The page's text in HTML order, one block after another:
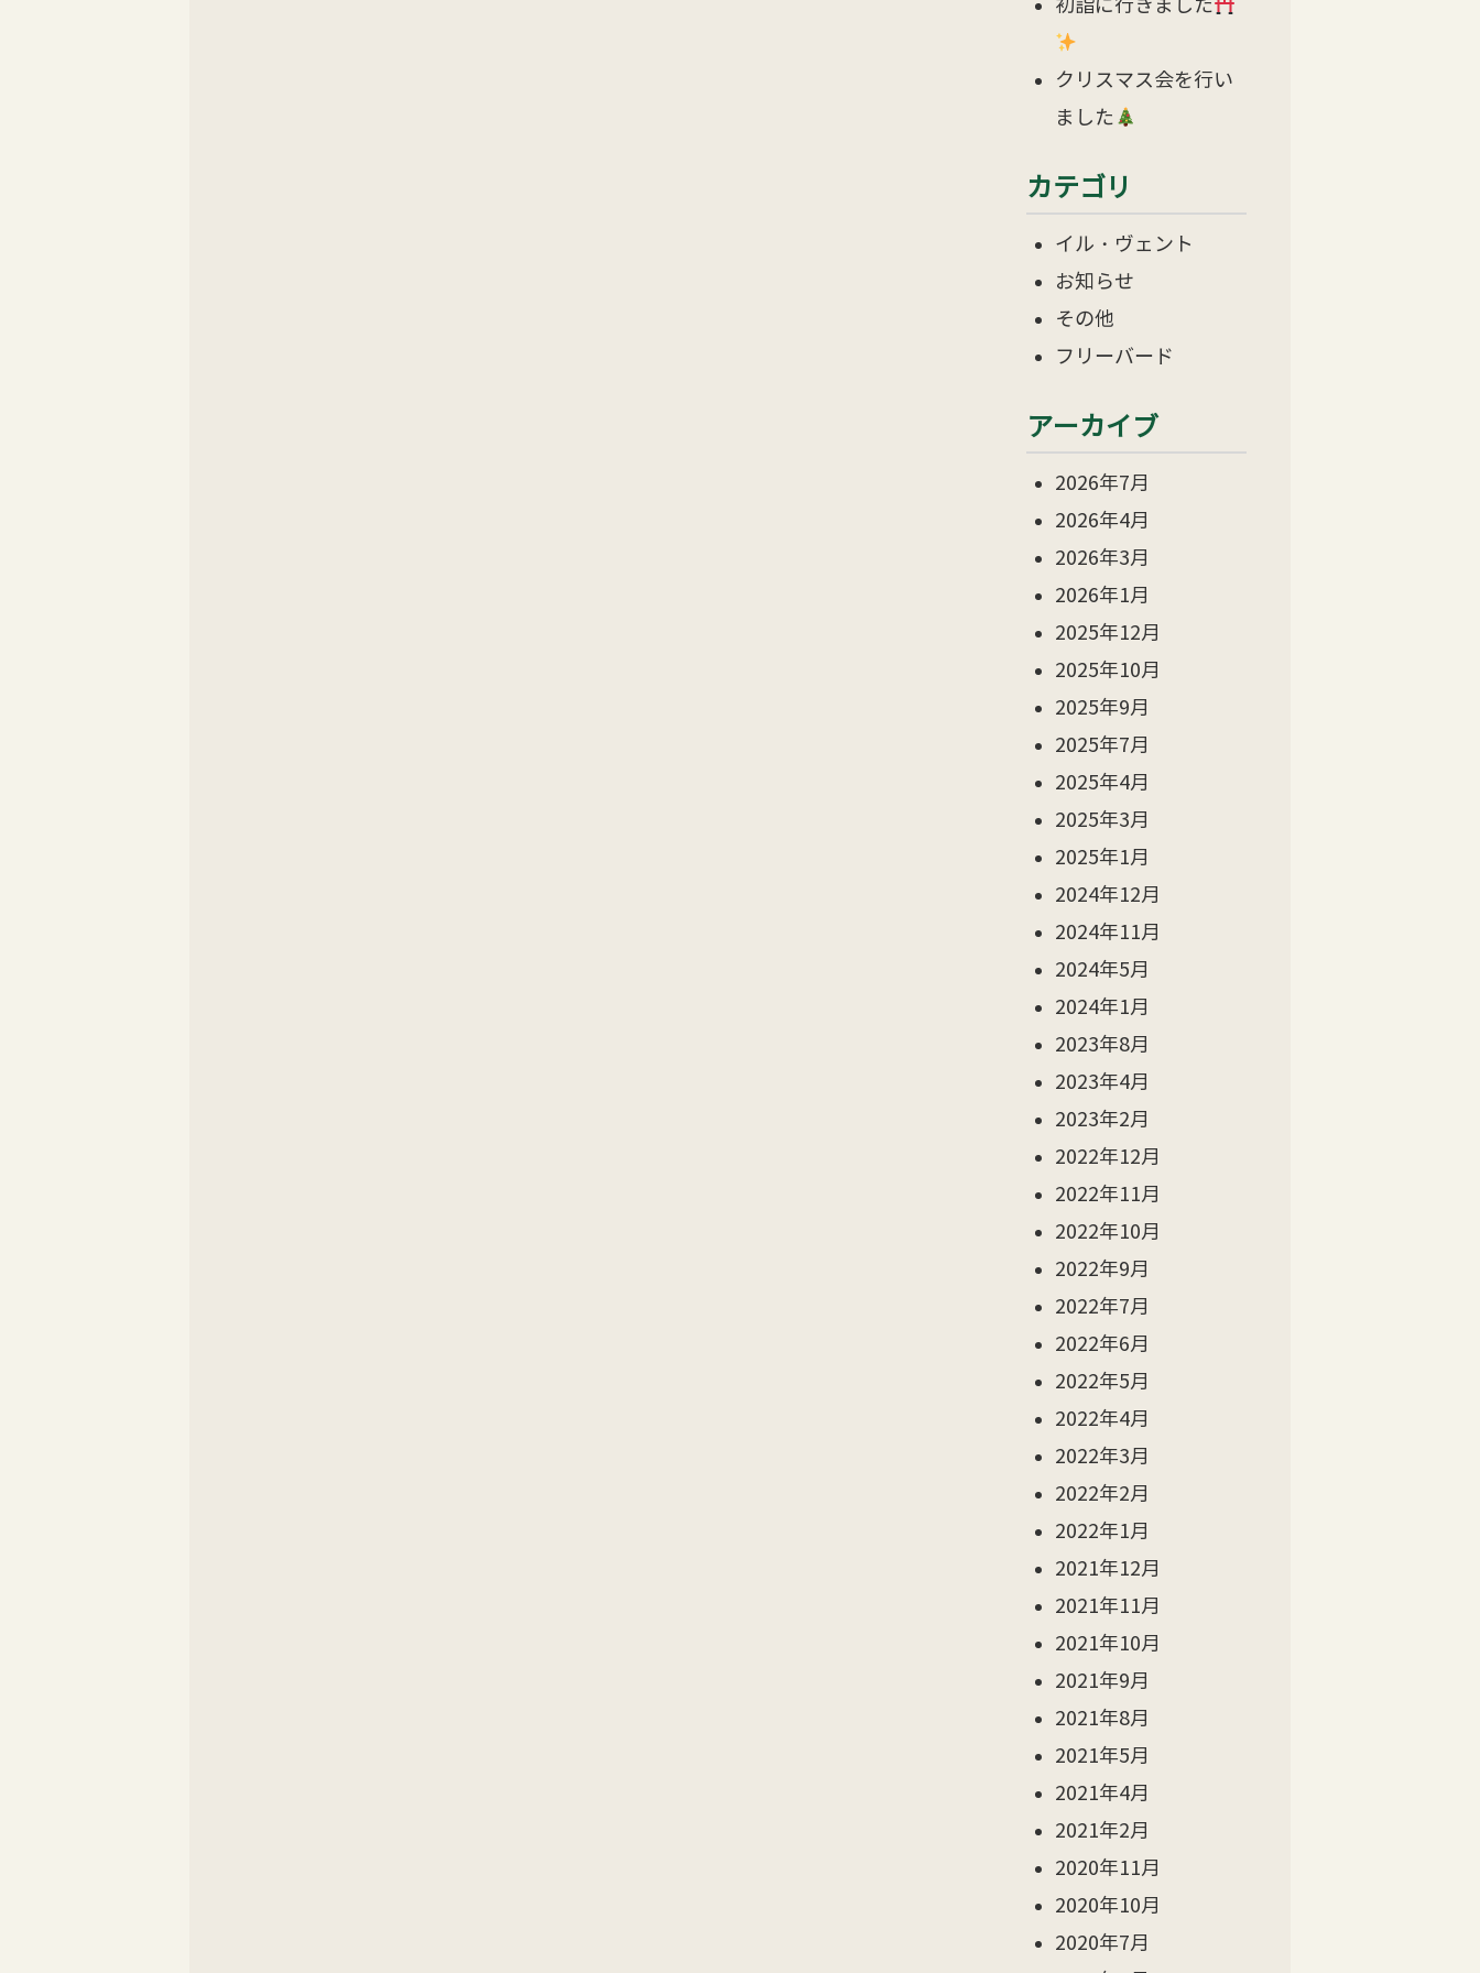
初詣に行きました
クリスマス会を行い
ました
カテゴリ
イル・ヴェント
お知らせ
その他
フリーバード
アーカイブ
2026年7月
2026年4月
2026年3月
2026年1月
2025年12月
2025年10月
2025年9月
2025年7月
2025年4月
2025年3月
2025年1月
2024年12月
2024年11月
2024年5月
2024年1月
2023年8月
2023年4月
2023年2月
2022年12月
2022年11月
2022年10月
2022年9月
2022年7月
2022年6月
2022年5月
2022年4月
2022年3月
2022年2月
2022年1月
2021年12月
2021年11月
2021年10月
2021年9月
2021年8月
2021年5月
2021年4月
2021年2月
2020年11月
2020年10月
2020年7月